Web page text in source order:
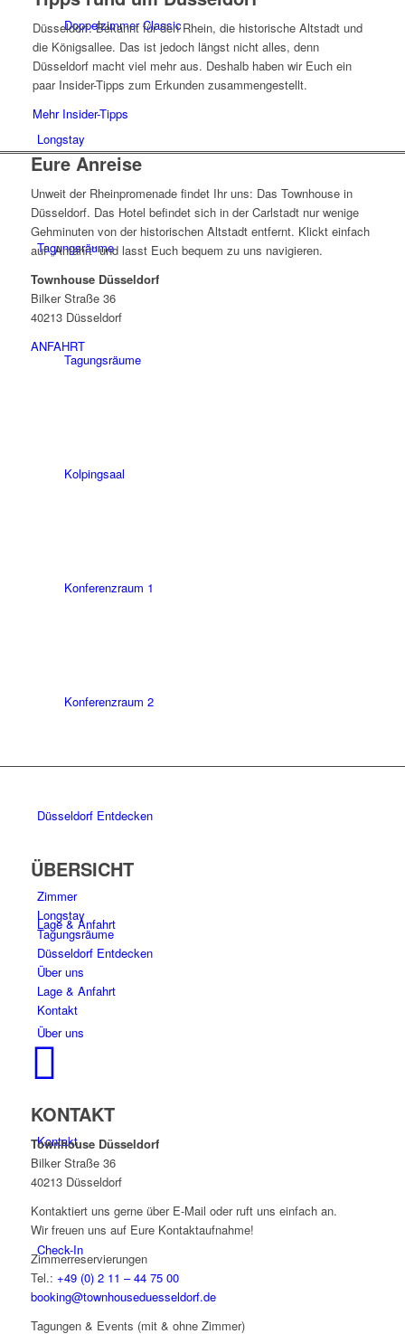
Doppelzimmer Classic
Longstay
Tagungsräume
Tagungsräume
Kolpingsaal
Konferenzraum 1
Konferenzraum 2
Düsseldorf Entdecken
Lage & Anfahrt
Über uns
Kontakt
Check-In
Düsseldorf. Bekannt für den Rhein, die historische Altstadt und
die Königsallee. Das ist jedoch längst nicht alles, denn
Düsseldorf macht viel mehr aus. Deshalb haben wir Euch ein
paar Insider-Tipps zum Erkunden zusammengestellt.
Mehr Insider-Tipps
Eure Anreise
Unweit der Rheinpromenade findet Ihr uns: Das Townhouse in
Düsseldorf. Das Hotel befindet sich in der Carlstadt nur wenige
Gehminuten von der historischen Altstadt entfernt. Klickt einfach
auf „Anfahrt” und lasst Euch bequem zu uns navigieren.
Townhouse Düsseldorf
Bilker Straße 36
40213 Düsseldorf
ANFAHRT
ÜBERSICHT
Zimmer
Longstay
Tagungsräume
Düsseldorf Entdecken
Über uns
Lage & Anfahrt
Kontakt
KONTAKT
Townhouse Düsseldorf
Bilker Straße 36
40213 Düsseldorf
Kontaktiert uns gerne über E-Mail oder ruft uns einfach an.
Wir freuen uns auf Eure Kontaktaufnahme!
Zimmerreservierungen
Tel.: +49 (0) 2 11 – 44 75 00
booking@townhouseduesseldorf.de
Tagungen & Events (mit & ohne Zimmer)